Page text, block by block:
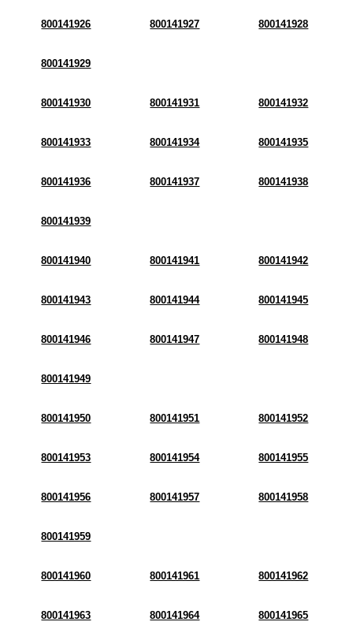
800141926 800141927 800141928
800141929
800141930 800141931 800141932
800141933 800141934 800141935
800141936 800141937 800141938
800141939
800141940 800141941 800141942
800141943 800141944 800141945
800141946 800141947 800141948
800141949
800141950 800141951 800141952
800141953 800141954 800141955
800141956 800141957 800141958
800141959
800141960 800141961 800141962
800141963 800141964 800141965